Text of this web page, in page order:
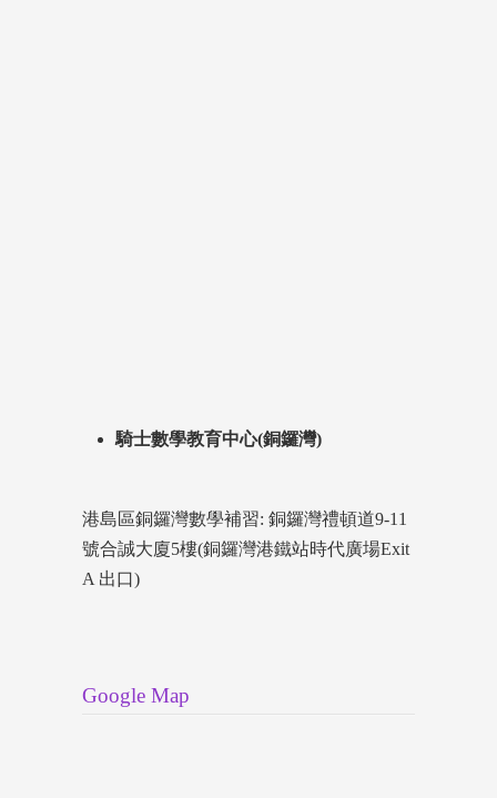
騎士數學教育中心(銅鑼灣)
港島區銅鑼灣數學補習: 銅鑼灣禮頓道9-11
號合誠大廈5樓(銅鑼灣港鐵站時代廣場Exit
A 出口)
Google Map